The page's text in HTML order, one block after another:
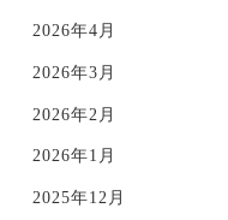
2026年4月
2026年3月
2026年2月
2026年1月
2025年12月